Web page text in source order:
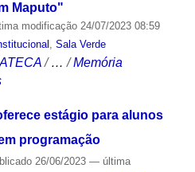
Maputo"
modificação24/07/2023 08:59
, Sala Verde
/ …/Memória
estágio para alunos
programação
26/06/2023 — última